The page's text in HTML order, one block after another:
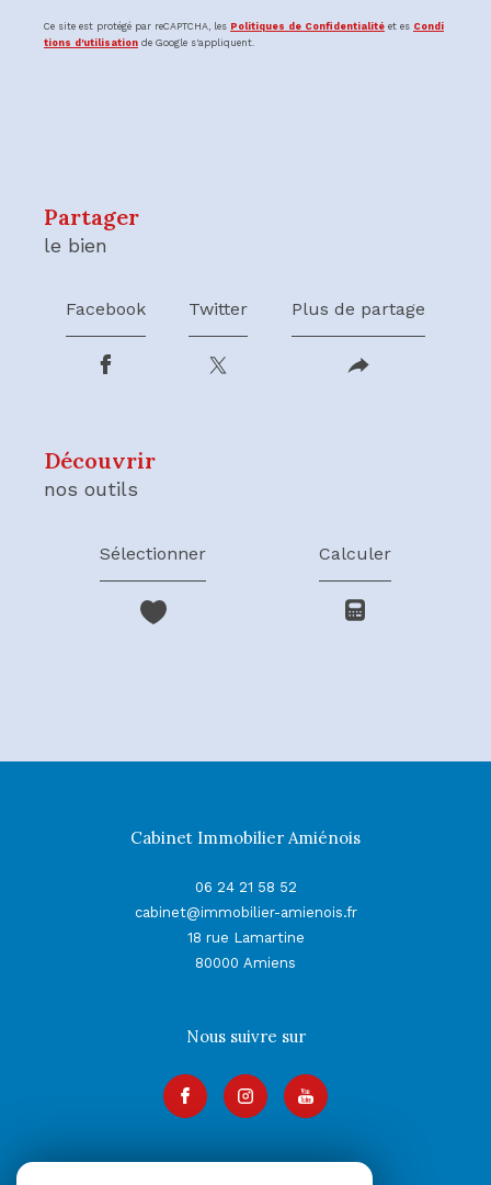
Ce site est protégé par reCAPTCHA, les Politiques de Confidentialité et es Condi
tions d'utilisation de Google s'appliquent.
partager
le bien
Facebook Twitter Plus de partage
découvrir
nos outils
Sélectionner Calculer
Cabinet Immobilier Amiénois
06 24 21 58 52
cabinet@immobilier-amienois.fr
18 rue Lamartine
80000
Amiens
Nous suivre sur